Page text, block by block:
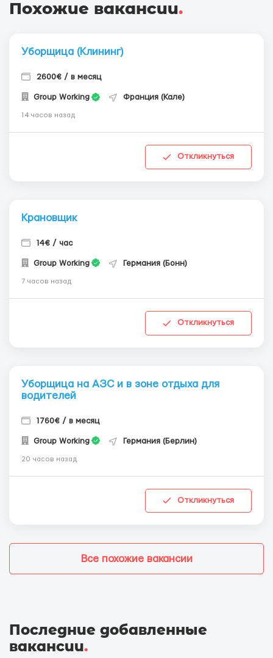
Похожие вакансии.
Уборщица (Клининг)
2600€ / в месяц
Group Working Франция (Кале)
14 часов назад
Откликнуться
Крановщик
14€ / час
Group Working Германия (Бонн)
7 часов назад
Откликнуться
Уборщица на АЗС и в зоне отдыха для
водителей
1760€ / в месяц
Group Working Германия (Берлин)
20 часов назад
Откликнуться
Все похожие вакансии
Последние добавленные
вакансии.